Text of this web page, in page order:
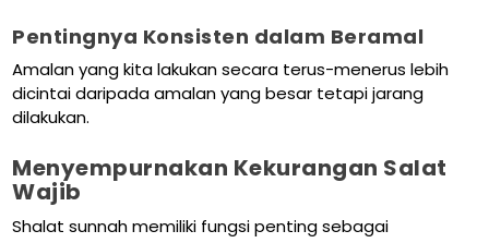
Pentingnya Konsisten dalam Beramal
Amalan yang kita lakukan secara terus-menerus lebih
dicintai daripada amalan yang besar tetapi jarang
dilakukan.
Menyempurnakan Kekurangan Salat
Wajib
Shalat sunnah memiliki fungsi penting sebagai